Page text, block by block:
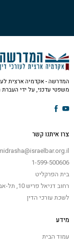
המדרשה - אקדמיה ארצית
משפטי עדכני, על ידי
צרו איתנו קשר
1-599-500606
בית הפרקליט
רחוב דניאל פריש 10, תל-אביב
לשכת עורכי הדין
מידע
עמוד הבית